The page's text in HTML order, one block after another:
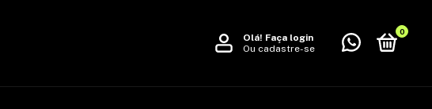
Olá! Faça login
Ou cadastre-se
0